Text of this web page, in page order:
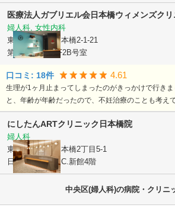
医療法人ガブリエル会日本橋ウィメンズクリ
婦人科, 女性内科
東京都中央区日本橋2-1-21
第二東洋ビル2F2B号室
口コミ: 18件 4.61
生理が1ヶ月止まってしまったのがきっかけで行き
と、年齢が年齢だったので、不妊治療のことも考えて
にしたんARTクリニック日本橋院
婦人科
東京都中央区
日本橋2丁目5-1
日本橋髙島屋S.C.新館4階
中央区(婦人科)の病院・クリニ